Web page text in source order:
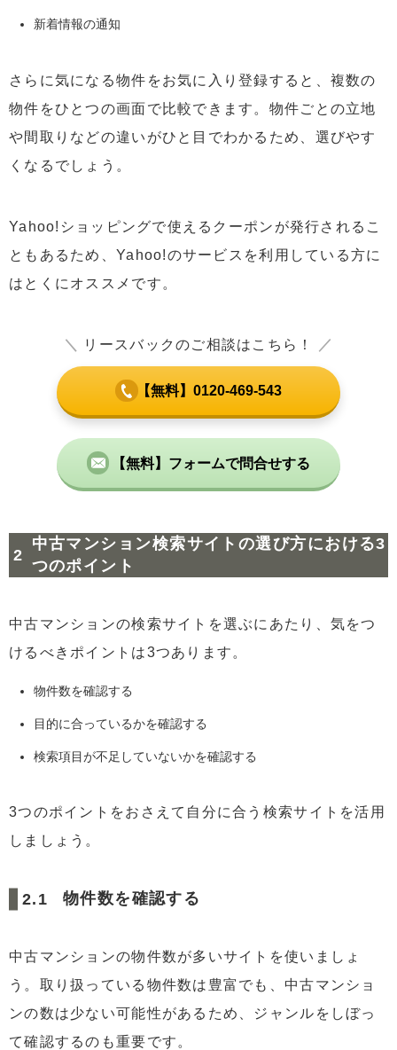
新着情報の通知
さらに気になる物件をお気に入り登録すると、複数の
物件をひとつの画面で比較できます。物件ごとの立地
や間取りなどの違いがひと目でわかるため、選びやす
くなるでしょう。
Yahoo!ショッピングで使えるクーポンが発行されるこ
ともあるため、Yahoo!のサービスを利用している方に
はとくにオススメです。
＼ リースバックのご相談はこちら！ ／
【無料】0120-469-543
【無料】フォームで問合せする
中古マンション検索サイトの選び方における3
つのポイント
中古マンションの検索サイトを選ぶにあたり、気をつ
けるべきポイントは3つあります。
物件数を確認する
目的に合っているかを確認する
検索項目が不足していないかを確認する
3つのポイントをおさえて自分に合う検索サイトを活用
しましょう。
物件数を確認する
中古マンションの物件数が多いサイトを使いましょ
う。取り扱っている物件数は豊富でも、中古マンショ
ンの数は少ない可能性があるため、ジャンルをしぼっ
て確認するのも重要です。